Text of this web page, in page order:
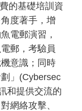
的基礎培訓資
度著手，增
電郵演習，
郵，考驗員
意識；同時
」(Cybersec
和提供交流的
網絡攻擊、